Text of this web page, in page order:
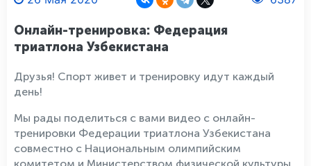
Онлайн-тренировка: Федерация
триатлона Узбекистана
Друзья! Спорт живет и тренировку идут каждый
день!
Мы рады поделиться с вами видео с онлайн-
тренировки Федерации триатлона Узбекистана
совместно с Национальным олимпийским